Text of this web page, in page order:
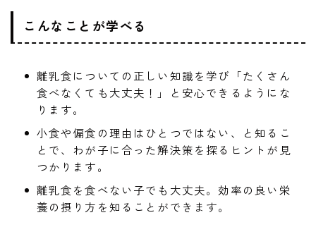
こんなことが学べる
離乳食についての正しい知識を学び「たくさん
食べなくても大丈夫！」と安心できるようにな
ります。
小食や偏食の理由はひとつではない、と知るこ
とで、わが子に合った解決策を探るヒントが見
つかります。
離乳食を食べない子でも大丈夫。効率の良い栄
養の摂り方を知ることができます。